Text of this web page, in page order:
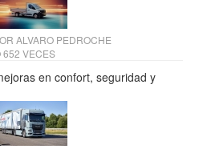
ALVARO PEDROCHE
652 VECES
en confort, seguridad y